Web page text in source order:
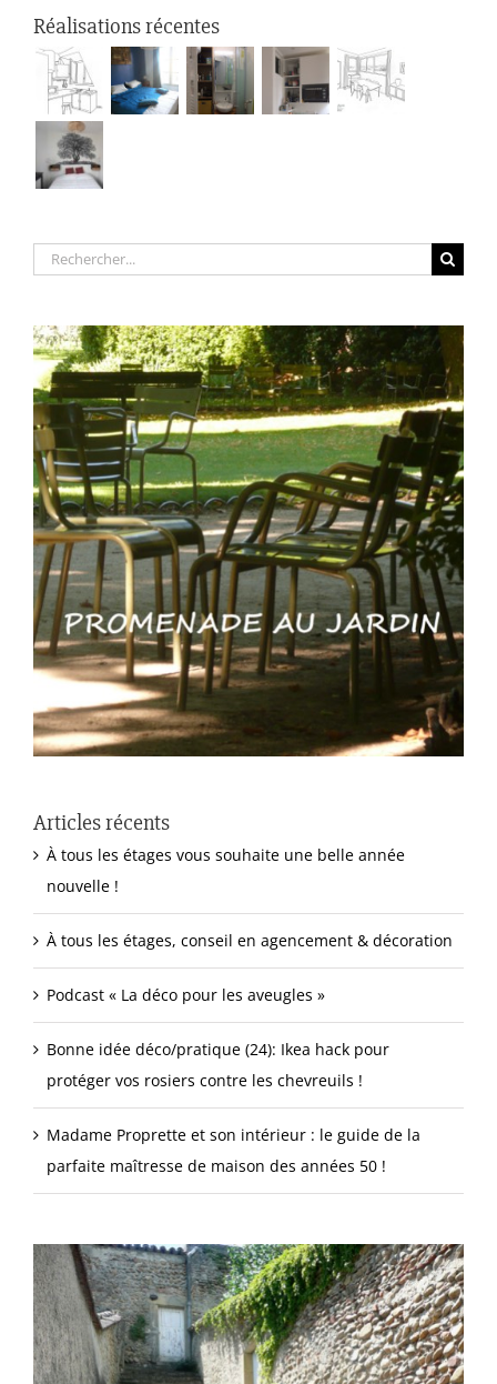
Réalisations récentes
Rechercher:
Articles récents
À tous les étages vous souhaite une belle année
nouvelle !
À tous les étages, conseil en agencement & décoration
Podcast « La déco pour les aveugles »
Bonne idée déco/pratique (24): Ikea hack pour
protéger vos rosiers contre les chevreuils !
Madame Proprette et son intérieur : le guide de la
parfaite maîtresse de maison des années 50 !